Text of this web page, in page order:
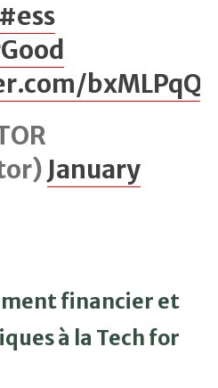
#ess
January
financier et
à la Tech for